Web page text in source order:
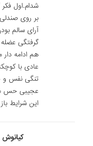
شدام.اول
بر روی
آرای سالم
گرفتگی
هم ادامه
عادی با
تنگی نفس و
عجیبی حس
این شرایط
کیانوش